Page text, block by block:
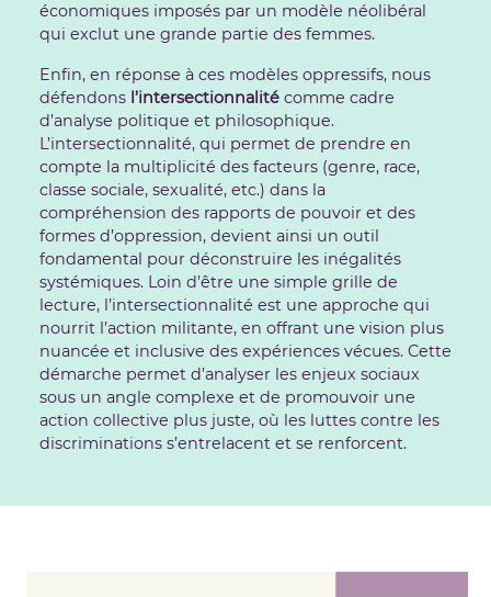
économiques imposés par un modèle néolibéral
qui exclut une grande partie des femmes.
Enfin, en réponse à ces modèles oppressifs, nous
défendons l’intersectionnalitécomme cadre
d’analyse politique et philosophique.
L’intersectionnalité, qui permet de prendre en
compte la multiplicité des facteurs (genre, race,
classe sociale, sexualité, etc.) dans la
compréhension des rapports de pouvoir et des
formes d’oppression, devient ainsi un outil
fondamental pour déconstruire les inégalités
systémiques. Loin d’être une simple grille de
lecture, l’intersectionnalité est une approche qui
nourrit l’action militante, en offrant une vision plus
nuancée et inclusive des expériences vécues. Cette
démarche permet d’analyser les enjeux sociaux
sous un angle complexe et de promouvoir une
action collective plus juste, où les luttes contre les
discriminations s’entrelacent et se renforcent.